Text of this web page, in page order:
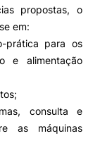
propostas, o
em:
prática para os
e alimentação
consulta e
as máquinas